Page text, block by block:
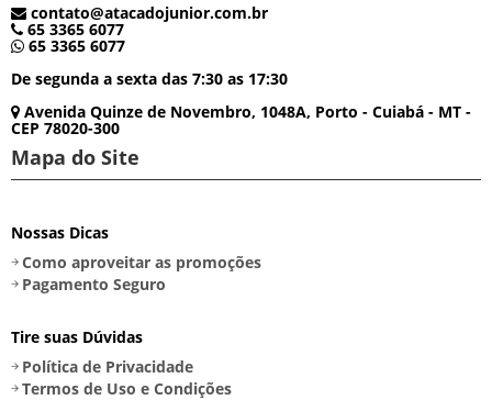
contato@atacadojunior.com.br
65 3365 6077
65 3365 6077
De segunda a sexta das 7:30 as 17:30
Avenida Quinze de Novembro, 1048A, Porto - Cuiabá - MT -
CEP 78020-300
Mapa do Site
Nossas Dicas
Como aproveitar as promoções
Pagamento Seguro
Tire suas Dúvidas
Política de Privacidade
Termos de Uso e Condições